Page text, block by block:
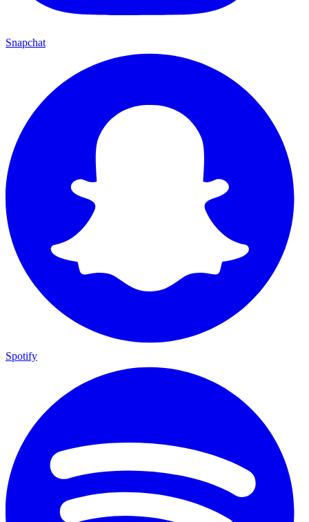
Snapchat
Spotify